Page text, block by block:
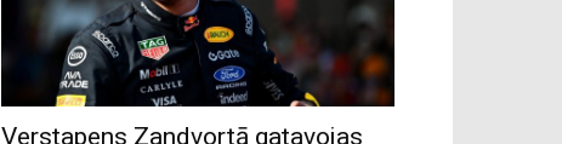
Verstapens Zandvortā gatavojas